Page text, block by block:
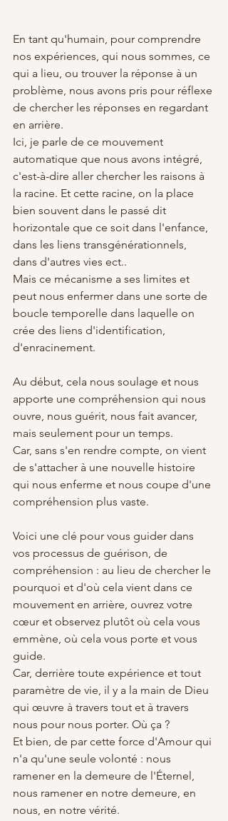
En tant qu'humain, pour comprendre
nos expériences, qui nous sommes, ce
qui a lieu, ou trouver la réponse à un
problème, nous avons pris pour réflexe
de chercher les réponses en regardant
en arrière.
Ici, je parle de ce mouvement
automatique que nous avons intégré,
c'est-à-dire aller chercher les raisons à
la racine. Et cette racine, on la place
bien souvent dans le passé dit
horizontale que ce soit dans l'enfance,
dans les liens transgénérationnels,
dans d'autres vies ect..
Mais ce mécanisme a ses limites et
peut nous enfermer dans une sorte de
boucle temporelle dans laquelle on
crée des liens d'identification,
d'enracinement.
Au début, cela nous soulage et nous
apporte une compréhension qui nous
ouvre, nous guérit, nous fait avancer,
mais seulement pour un temps.
Car, sans s'en rendre compte, on vient
de s'attacher à une nouvelle histoire
qui nous enferme et nous coupe d'une
compréhension plus vaste.
Voici une clé pour vous guider dans
vos processus de guérison, de
compréhension : au lieu de chercher le
pourquoi et d'où cela vient dans ce
mouvement en arrière, ouvrez votre
cœur et observez plutôt où cela vous
emmène, où cela vous porte et vous
guide.
Car, derrière toute expérience et tout
paramètre de vie, il y a la main de Dieu
qui œuvre à travers tout et à travers
nous pour nous porter. Où ça ?
Et bien, de par cette force d'Amour qui
n'a qu'une seule volonté : nous
ramener en la demeure de l'Éternel,
nous ramener en notre demeure, en
nous, en notre vérité.